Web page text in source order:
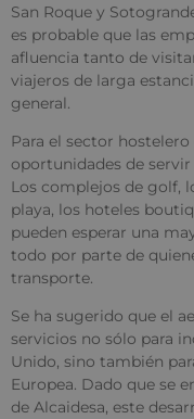
San Roque y
es probable que las
afluencia tanto de
viajeros de larga
general.
Para el sector
oportunidades de
Los complejos de golf,
playa, los hoteles
pueden esperar una
todo por parte de
transporte.
Se ha sugerido que el
servicios no sólo para
Unido, sino también
Europea. Dado que se
de Alcaidesa, este